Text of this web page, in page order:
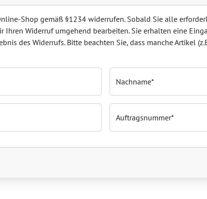
Shop gemäß §1234 widerrufen. Sobald Sie alle
Widerruf umgehend bearbeiten. Sie erhalten eine
des Widerrufs. Bitte beachten Sie, dass manche Artikel
Nachname
Auftragsnummer